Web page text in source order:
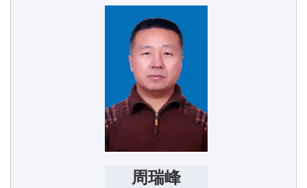
周瑞峰